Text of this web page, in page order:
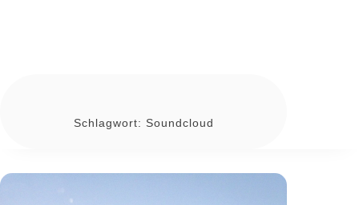
Schlagwort: Soundcloud